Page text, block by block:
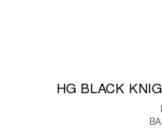
HG BLACK